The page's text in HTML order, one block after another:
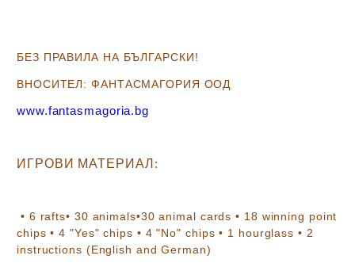
БЕЗ ПРАВИЛА НА БЪЛГАРСКИ!
ВНОСИТЕЛ: ФАНТАСМАГОРИЯ ООД
www.fantasmagoria.bg
ИГРОВИ МАТЕРИАЛ :
• 6 rafts• 30 animals•30animal cards • 18 winning point
chips • 4"Yes" chips • 4"No" chips • 1 hourglass • 2
instructions (English and German)